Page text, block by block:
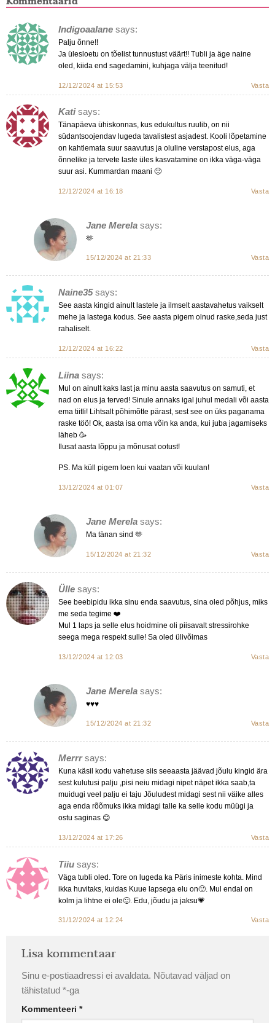
Indigoaalane says:
Palju õnne!!
Ja ülesloetu on tõelist tunnustust väärt!! Tubli ja äge naine
oled, kiida end sagedamini, kuhjaga välja teenitud!
12/12/2024 at 15:53 Vasta
Kati says:
Tänapäeva ühiskonnas, kus edukultus ruulib, on nii
südantsoojendav lugeda tavalistest asjadest. Kooli lõpetamine
on kahtlemata suur saavutus ja oluline verstapost elus, aga
õnnelike ja tervete laste üles kasvatamine on ikka väga-väga
suur asi. Kummardan maani 🙂
12/12/2024 at 16:18 Vasta
Jane Merela says:
🫶
15/12/2024 at 21:33 Vasta
Naine35 says:
See aasta kingid ainult lastele ja ilmselt aastavahetus vaikselt
mehe ja lastega kodus. See aasta pigem olnud raske,seda just
rahaliselt.
12/12/2024 at 16:22 Vasta
Liina says:
Mul on ainult kaks last ja minu aasta saavutus on samuti, et
nad on elus ja terved! Sinule annaks igal juhul medali või aasta
ema tiitli! Lihtsalt põhimõtte pärast, sest see on üks paganama
raske töö! Ok, aasta isa oma võin ka anda, kui juba jagamiseks
läheb 🥳
Ilusat aasta lõppu ja mõnusat ootust!
PS. Ma küll pigem loen kui vaatan või kuulan!
13/12/2024 at 01:07 Vasta
Jane Merela says:
Ma tänan sind 🫶
15/12/2024 at 21:32 Vasta
Ülle says:
See beebipidu ikka sinu enda saavutus, sina oled põhjus, miks
me seda tegime ❤️
Mul 1 laps ja selle elus hoidmine oli piisavalt stressirohke
seega mega respekt sulle! Sa oled ülivõimas
13/12/2024 at 12:03 Vasta
Jane Merela says:
♥️♥️♥️
15/12/2024 at 21:32 Vasta
Merrr says:
Kuna käsil kodu vahetuse siis seeaasta jäävad jõulu kingid ära
sest kulutusi palju ,pisi neiu midagi nipet näpet ikka saab,ta
muidugi veel palju ei taju Jõuludest midagi sest nii väike alles
aga enda rõõmuks ikka midagi talle ka selle kodu müügi ja
ostu saginas 😊
13/12/2024 at 17:26 Vasta
Tiiu says:
Väga tubli oled. Tore on lugeda ka Päris inimeste kohta. Mind
ikka huvitaks, kuidas Kuue lapsega elu on🙂. Mul endal on
kolm ja lihtne ei ole🙂. Edu, jõudu ja jaksu💗
31/12/2024 at 12:24 Vasta
Lisa kommentaar
Sinu e-postiaadressi ei avaldata. Nõutavad väljad on
tähistatud *-ga
Kommenteeri *